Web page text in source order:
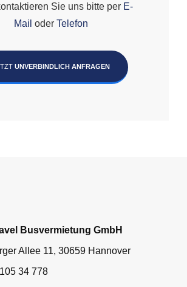
Sie uns bitte per E-
Mail oder Telefon
UNVERBINDLICH ANFRAGEN
Busvermietung GmbH
Allee 11, 30659 Hannover
34 778